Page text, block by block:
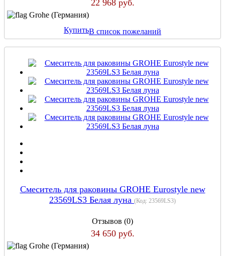
22 968 руб.
Grohe (Германия)
КупитьВ список пожеланий
Смеситель для раковины GROHE Eurostyle new
23569LS3 Белая луна (Код: 23569LS3)
Отзывов (0)
34 650 руб.
Grohe (Германия)